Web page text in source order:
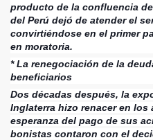
producto de la confluencia
del Perú dejó de atender el
convirtiéndose en el primer
en moratoria.
* La renegociación de la
beneficiarios
Dos décadas después, la
Inglaterra hizo renacer en los
esperanza del pago de sus
bonistas contaron con el